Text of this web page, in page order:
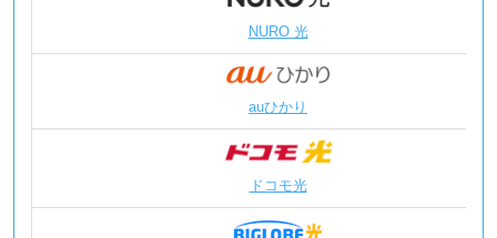
NURO 光
auひかり
ドコモ光